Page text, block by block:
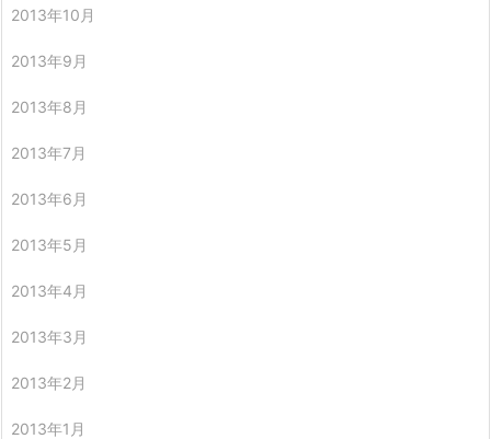
2013年10月
2013年9月
2013年8月
2013年7月
2013年6月
2013年5月
2013年4月
2013年3月
2013年2月
2013年1月